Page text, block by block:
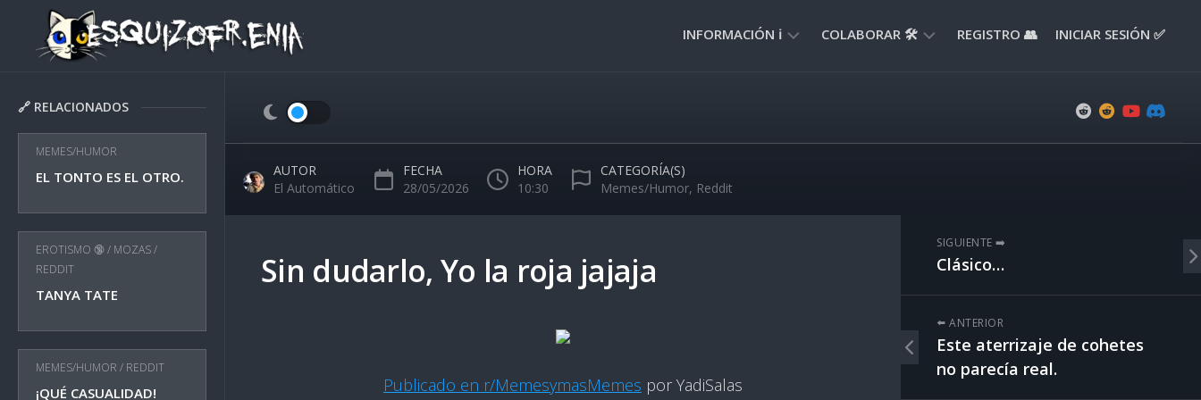
content
INFORMACIÓN ℹ️
NORMAS
USO
🚸
COLABORAR 🛠️ REGISTRO 👥 INICIAR SESIÓN ✅
🔗 RELACIONADOS
MEMES/HUMOR
EL TONTO ES EL OTRO.
EROTISMO 🔞/ MOZAS/
REDDIT
TANYA TATE
MEMES/HUMOR / REDDIT
¡QUÉ CASUALIDAD!
AUTOR
El Automático
FECHA
28/05/2026
HORA
10:30
CATEGORÍA(S)
Memes/Humor, Reddit
Sin dudarlo, Yo la roja jajaja
Publicado en r/MemesymasMemes por YadiSalas
SIGUIENTE ➡️
Clásico…
⬅️ ANTERIOR
Este aterrizaje de cohetes
no parecía real.